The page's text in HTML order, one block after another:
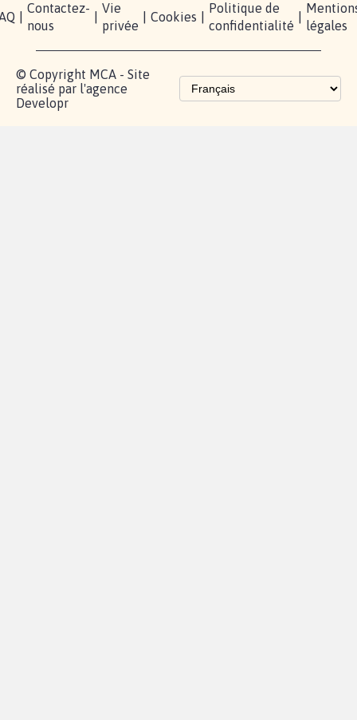
Contactez-
nous
Vie
privée
Cookies
Politique de
confidentialité
légales
© Copyright MCA - Site
réalisé par l'agence
Developr